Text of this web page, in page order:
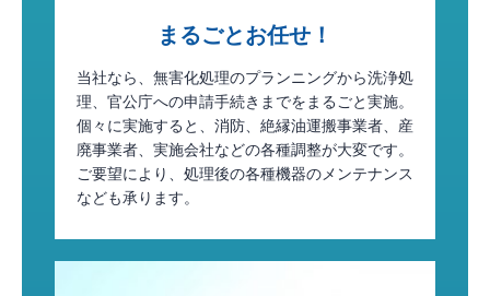
まるごとお任せ！
当社なら、無害化処理のプランニングから洗浄処
理、官公庁への申請手続きまでをまるごと実施。
個々に実施すると、消防、絶縁油運搬事業者、産
廃事業者、実施会社などの各種調整が大変です。
ご要望により、処理後の各種機器のメンテナンス
なども承ります。